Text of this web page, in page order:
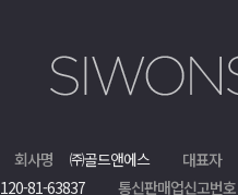
회사명 ㈜골드앤에스 대표자
120-81-63837 통신판매업신고번호